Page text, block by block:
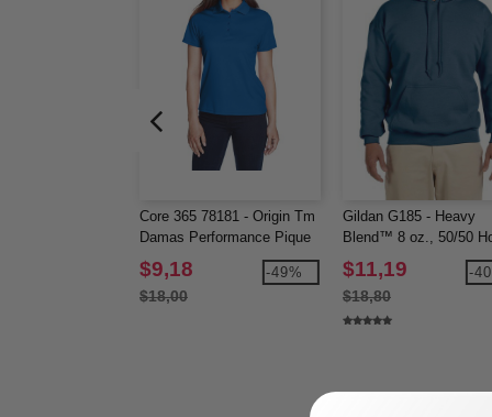
Core 365 78181 - Origin Tm
Damas Performance Pique
Polo
$9,18
$18,00
-49%
Gildan G185 - Heavy
Blend™ 8 oz., 50/50
(18500)
$11,19
$18,80
-